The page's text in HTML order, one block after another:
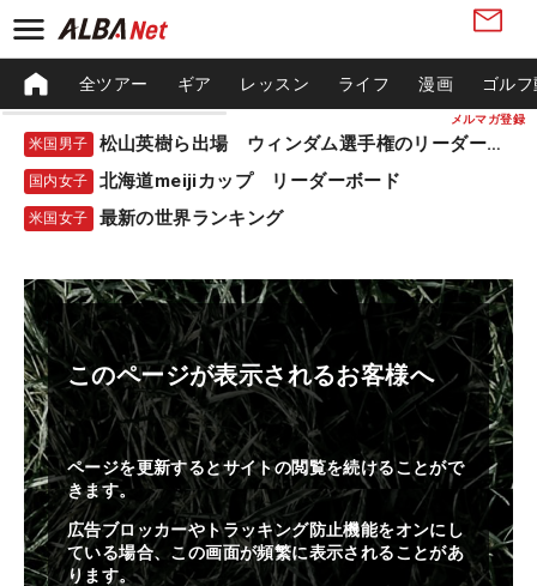
メルマガ登録
全ツアー ギア レッスン ライフ 漫画 ゴル
米国男子 松山英樹ら出場 ウィンダム選手権のリーダーボード
国内女子 北海道meijiカップ リーダーボード
米国女子 最新の世界ランキング
このページが表示されるお客様へ
ページを更新するとサイトの閲覧を続けることがで
きます。
広告ブロッカーやトラッキング防止機能をオンにし
ている場合、この画面が頻繁に表示されることがあ
ります。